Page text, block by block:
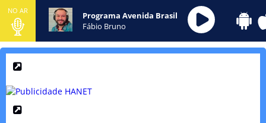
NO AR
Programa Avenida Brasil
Fábio Bruno